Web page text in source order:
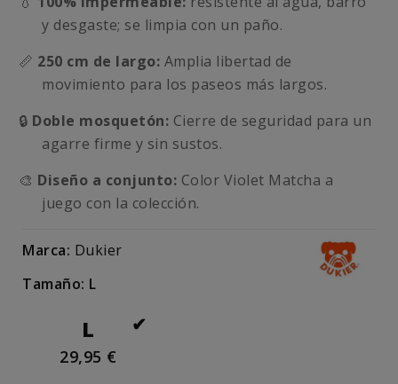
y desgaste; se limpia con un paño.
📏 250 cm de largo: Amplia libertad de
movimiento para los paseos más largos.
🔒 Doble mosquetón: Cierre de seguridad para un
agarre firme y sin sustos.
🎨 Diseño a conjunto: Color Violet Matcha a
juego con la colección.
Marca: Dukier
Tamaño: L
L
29,95 €